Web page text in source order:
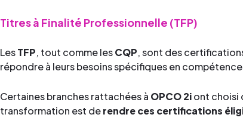
Titres à Finalité Professionnelle (TFP)
LesTFP, tout comme lesCQP, sont des
répondre à leurs besoins spécifiques en
Certaines branches rattachées à OPCO 2iont choisi
transformation est derendre ces certifications